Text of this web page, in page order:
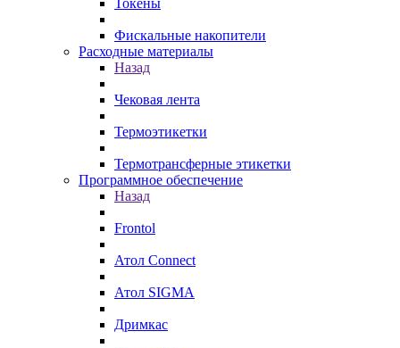
Токены
Фискальные накопители
Расходные материалы
Назад
Чековая лента
Термоэтикетки
Термотрансферные этикетки
Программное обеспечение
Назад
Frontol
Атол Connect
Атол SIGMA
Дримкас